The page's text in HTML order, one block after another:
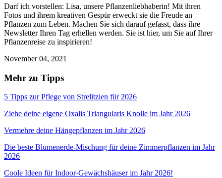
Darf ich vorstellen: Lisa, unsere Pflanzenliebhaberin! Mit ihren
Fotos und ihrem kreativen Gespür erweckt sie die Freude an
Pflanzen zum Leben. Machen Sie sich darauf gefasst, dass ihre
Newsletter Ihren Tag erhellen werden. Sie ist hier, um Sie auf Ihrer
Pflanzenreise zu inspirieren!
November 04, 2021
Mehr zu Tipps
5 Tipps zur Pflege von Strelitzien für 2026
Ziehe deine eigene Oxalis Triangularis Knolle im Jahr 2026
Vermehre deine Hängepflanzen im Jahr 2026
Die beste Blumenerde-Mischung für deine Zimmerpflanzen im Jahr
2026
Coole Ideen für Indoor-Gewächshäuser im Jahr 2026!